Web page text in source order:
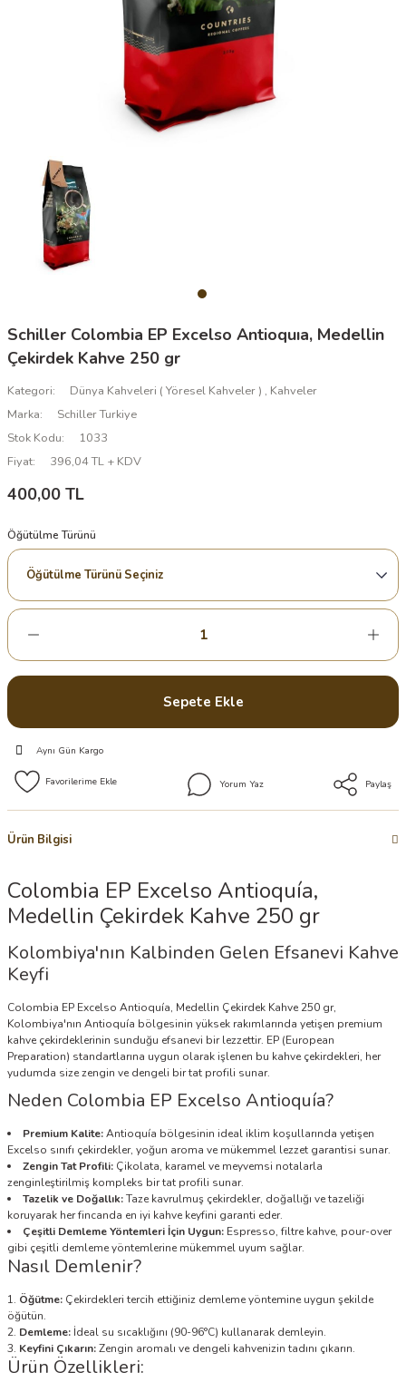
Schiller Colombia EP Excelso Antioquıa, Medellin
Çekirdek Kahve 250 gr
Kategori Dünya Kahveleri ( Yöresel Kahveler ) , Kahveler
Marka
Schiller Turkiye
Stok Kodu
1033
Fiyat
396,04 TL + KDV
400,00 TL
Öğütülme Türünü
Sepete Ekle
Aynı Gün Kargo
Yorum Yaz Paylaş
Ürün Bilgisi
Colombia EP Excelso Antioquía,
Medellin Çekirdek Kahve 250 gr
Kolombiya'nın Kalbinden Gelen Efsanevi Kahve
Keyfi
Colombia EP Excelso Antioquía, Medellin Çekirdek Kahve 250 gr,
Kolombiya'nın Antioquía bölgesinin yüksek rakımlarında yetişen premium
kahve çekirdeklerinin sunduğu efsanevi bir lezzettir. EP (European
Preparation) standartlarına uygun olarak işlenen bu kahve çekirdekleri, her
yudumda size zengin ve dengeli bir tat profili sunar.
Neden Colombia EP Excelso Antioquía?
Premium Kalite:Antioquía bölgesinin ideal iklim koşullarında yetişen
Excelso sınıfı çekirdekler, yoğun aroma ve mükemmel lezzet garantisi sunar.
Zengin Tat Profili: Çikolata, karamel ve meyvemsi notalarla
zenginleştirilmiş kompleks bir tat profili sunar.
Tazelik ve Doğallık:Taze kavrulmuş çekirdekler, doğallığı ve tazeliği
koruyarak her fincanda en iyi kahve keyfini garanti eder.
Çeşitli Demleme Yöntemleri İçin Uygun: Espresso, filtre kahve, pour-over
gibi çeşitli demleme yöntemlerine mükemmel uyum sağlar.
Nasıl Demlenir?
Öğütme: Çekirdekleri tercih ettiğiniz demleme yöntemine uygun şekilde
öğütün.
Demleme: İdeal su sıcaklığını (90-96°C) kullanarak demleyin.
Keyfini Çıkarın:Zengin aromalı ve dengeli kahvenizin tadını çıkarın.
Ürün Özellikleri: